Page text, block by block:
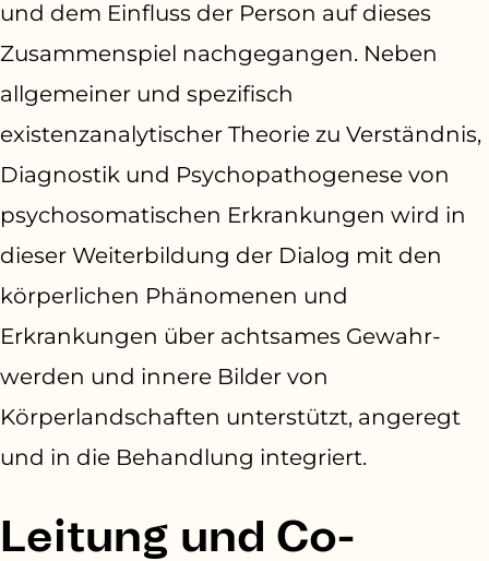
und dem Einfluss der Person auf dieses
Zusammenspiel nachgegangen. Neben
allgemeiner und spezifisch
existenzanalytischer Theorie zu Verständnis,
Diagnostik und Psychopathogenese von
psychosomatischen Erkrankungen wird in
dieser Weiterbildung der Dialog mit den
körperlichen Phänomenen und
Erkrankungen über achtsames Gewahr-
werden und innere Bilder von
Körperlandschaften unterstützt, angeregt
und in die Behandlung integriert.
Leitung und Co-